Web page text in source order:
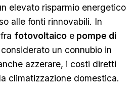
elevato risparmio energetico
alle fonti rinnovabili. In
fotovoltaico e pompe di
un connubio in
azzerare, i costi diretti
climatizzazione domestica.